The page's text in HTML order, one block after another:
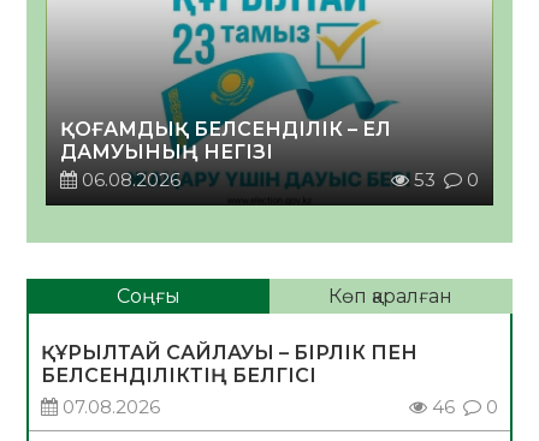
ҚОҒАМДЫҚ БЕЛСЕНДІЛІК – ЕЛ
ДАМУЫНЫҢ НЕГІЗІ
06.08.2026
53 0
Соңғы Көп қаралған
ҚҰРЫЛТАЙ САЙЛАУЫ – БІРЛІК ПЕН
БЕЛСЕНДІЛІКТІҢ БЕЛГІСІ
07.08.2026
46 0